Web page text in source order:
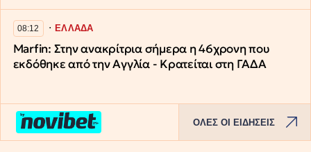
08:12 ∙ΕΛΛΑΔΑ
Marfin: Στην ανακρίτρια σήμερα η 46χρονη που
εκδόθηκε από την Αγγλία - Κρατείται στη ΓΑΔΑ
ΟΛΕΣ ΟΙ ΕΙΔΗΣΕΙΣ